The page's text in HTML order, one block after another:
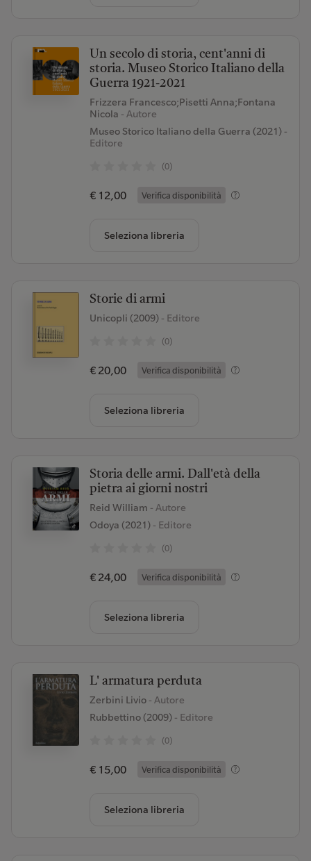
Un secolo di storia, cent'anni di
storia. Museo Storico Italiano della
Guerra 1921-2021
Frizzera Francesco;Pisetti Anna;Fontana
Nicola - Autore
Museo Storico Italiano della Guerra (2021)-
Editore
(0)
€ 12,00 Verifica disponibilità
Seleziona libreria
Storie di armi
Unicopli (2009)- Editore
(0)
€ 20,00 Verifica disponibilità
Seleziona libreria
Storia delle armi. Dall'età della
pietra ai giorni nostri
Reid William - Autore
Odoya (2021)- Editore
(0)
€ 24,00 Verifica disponibilità
Seleziona libreria
L' armatura perduta
Zerbini Livio - Autore
Rubbettino (2009)- Editore
(0)
€ 15,00 Verifica disponibilità
Seleziona libreria